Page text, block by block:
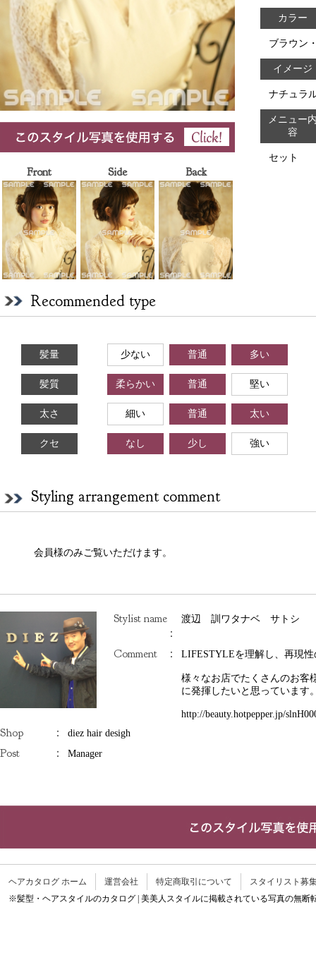
Front Side Back
カラー
ブラウン
イメージ
ナチュラ
メニュー
容
セット
Recommended type
髪量 少ない 普通 多い
髪質 柔らかい 普通 堅い
太さ 細い 普通 太い
クセ なし 少し 強い
Styling arrangement comment
会員様のみご覧いただけます。
Stylist name
：
渡辺 訓ワタナベ サトシ
Comment ： LIFESTYLEを理解し、再現
様々なお店でたくさんのお客
に発揮したいと思っています
http://beauty.hotpepper.jp/
Shop ： diez hair desigh
Post ： Manager
ヘアカタログ ホーム 運営会社 特定商取引について
スタイリスト募
※髪型・ヘアスタイルのカタログ | 美美人スタイルに掲載されている写真の無断